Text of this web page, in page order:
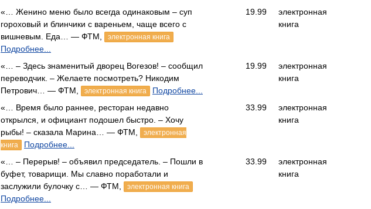
«… Женино меню было всегда одинаковым – суп
гороховый и блинчики с вареньем, чаще всего с
вишневым. Еда… — ФТМ,
электронная книга
Подробнее...
19.99
электронная
книга
«… – Здесь знаменитый дворец Вогезов! – сообщил
переводчик. – Желаете посмотреть? Никодим
Петрович… — ФТМ,
электронная книга Подробнее...
19.99
электронная
книга
«… Время было раннее, ресторан недавно
открылся, и официант подошел быстро. – Хочу
рыбы! – сказала Марина… — ФТМ,
электронная
книга
Подробнее...
33.99
электронная
книга
«… – Перерыв! – объявил председатель. – Пошли в
буфет, товарищи. Мы славно поработали и
заслужили булочку с… — ФТМ,
электронная книга
Подробнее...
33.99
электронная
книга